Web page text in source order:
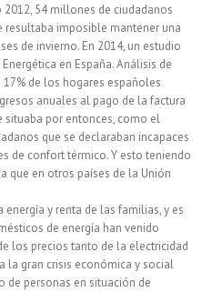
la
luz
54 millones de ciudadanos
resultaba imposible mantener una
de invierno. En 2014, un estudio
en España. Análisis de
de los hogares españoles
anuales al pago de la factura
situaba por entonces, como el
que se declaraban incapaces
de confort térmico. Y esto teniendo
que en otros países de la Unión
y renta de las familias, y es
de energía han venido
los precios tanto de la electricidad
la gran crisis económica y social
de personas en situación de